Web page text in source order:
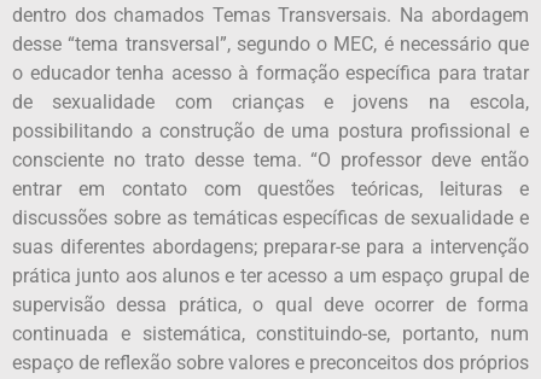
dentro dos chamados Temas Transversais. Na abordagem
desse “tema transversal”, segundo o MEC, é necessário que
o educador tenha acesso à formação específica para tratar
de sexualidade com crianças e jovens na escola,
possibilitando a construção de uma postura profissional e
consciente no trato desse tema. “O professor deve então
entrar em contato com questões teóricas, leituras e
discussões sobre as temáticas específicas de sexualidade e
suas diferentes abordagens; preparar-se para a intervenção
prática junto aos alunos e ter acesso a um espaço grupal de
supervisão dessa prática, o qual deve ocorrer de forma
continuada e sistemática, constituindo-se, portanto, num
espaço de reflexão sobre valores e preconceitos dos próprios